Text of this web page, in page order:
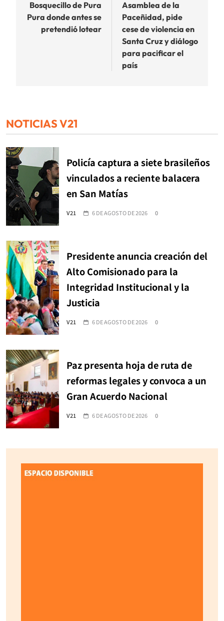
entradas
Bosquecillo de Pura
Pura donde antes se
pretendió lotear
Asamblea de la
Paceñidad, pide
cese de violencia en
Santa Cruz y diálogo
para pacificar el
país
NOTICIAS V21
Policía captura a siete brasileños
vinculados a reciente balacera
en San Matías
V21 6 DE AGOSTO DE 2026 0
Presidente anuncia creación del
Alto Comisionado para la
Integridad Institucional y la
Justicia
V21 6 DE AGOSTO DE 2026 0
Paz presenta hoja de ruta de
reformas legales y convoca a un
Gran Acuerdo Nacional
V21 6 DE AGOSTO DE 2026 0